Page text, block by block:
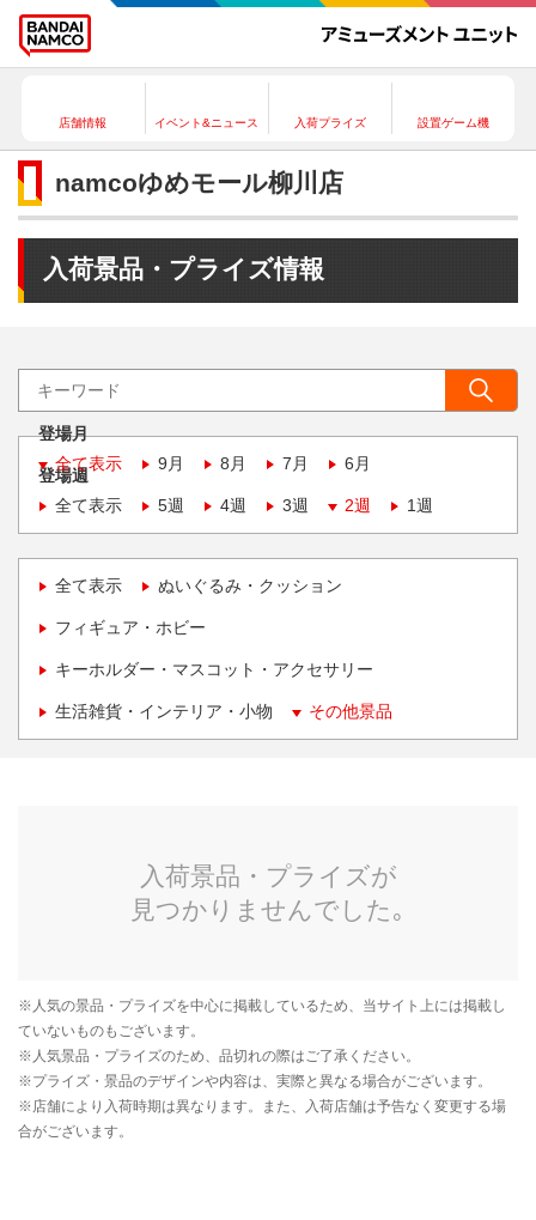
店舗情報 イベント&ニュース 入荷プライズ 設置ゲーム機
namcoゆめモール柳川店
入荷景品・プライズ情報
登場月
全て表示
9月 8月 7月 6月
登場週
全て表示
5週 4週 3週 2週 1週
全て表示 ぬいぐるみ・クッション
フィギュア・ホビー
キーホルダー・マスコット・アクセサリー
生活雑貨・インテリア・小物 その他景品